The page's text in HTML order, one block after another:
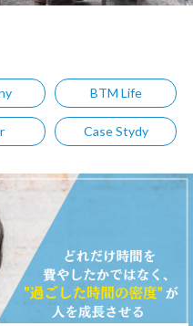
BTM Life
Case Stydy